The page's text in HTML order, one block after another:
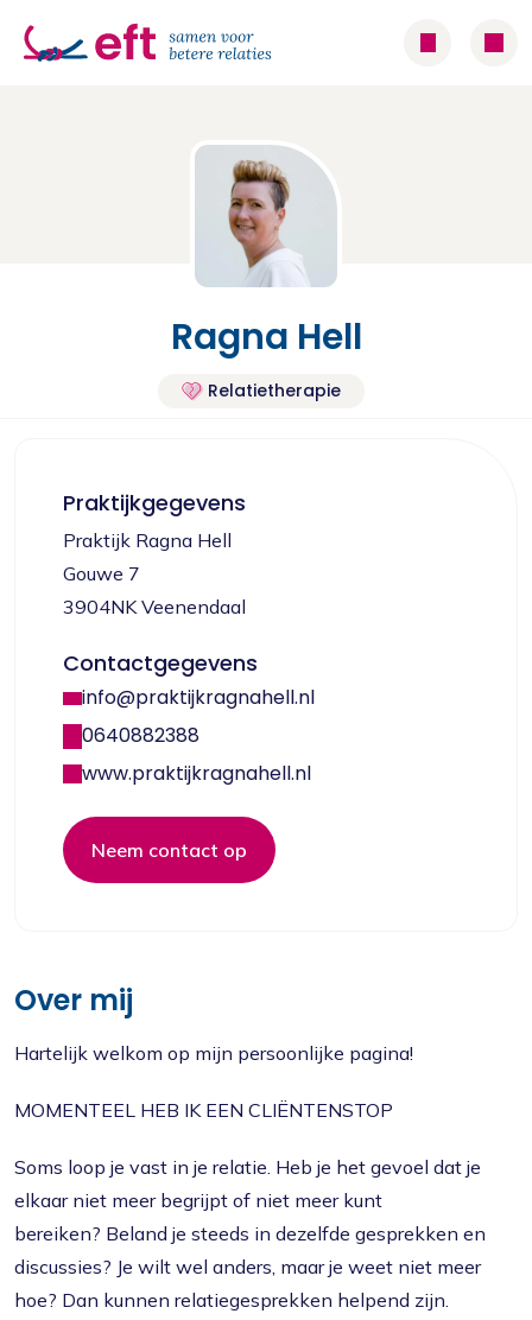
Ragna Hell
Relatietherapie
Over mij
Hartelijk welkom op mijn persoonlijke pagina!
MOMENTEEL HEB IK EEN CLIËNTENSTOP
Soms loop je vast in je relatie. Heb je het gevoel dat je
elkaar niet meer begrijpt of niet meer kunt
bereiken? Beland je steeds in dezelfde gesprekken en
discussies? Je wilt wel anders, maar je weet niet meer
hoe? Dan kunnen relatiegesprekken helpend zijn.
Praktijkgegevens
Praktijk Ragna Hell
Gouwe 7
3904NK Veenendaal
Contactgegevens
info@praktijkragnahell.nl
0640882388
www.praktijkragnahell.nl
Neem contact op